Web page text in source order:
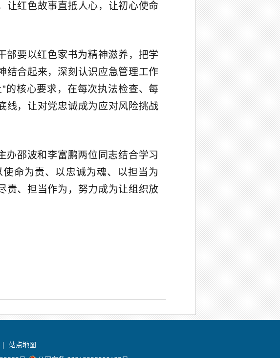
让红色故事直抵人心，让初心使命
部要以红色家书为精神滋养，把学
结合起来，深刻认识应急管理工作
的核心要求，在每次执法检查、每
线，让对党忠诚成为应对风险挑战
办邵波和李富鹏两位同志结合学习
命为责、以忠诚为魂、以担当为
责、担当作为，努力成为让组织放
| 站点地图